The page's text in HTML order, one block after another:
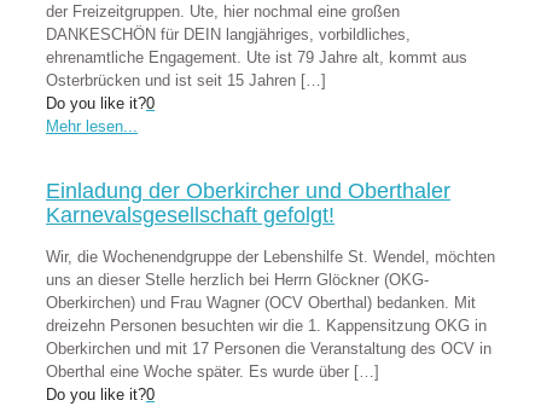
der Freizeitgruppen. Ute, hier nochmal eine großen
DANKESCHÖN für DEIN langjähriges, vorbildliches,
ehrenamtliche Engagement. Ute ist 79 Jahre alt, kommt aus
Osterbrücken und ist seit 15 Jahren […]
Do you like it?0
Mehr lesen...
Einladung der Oberkircher und Oberthaler
Karnevalsgesellschaft gefolgt!
Wir, die Wochenendgruppe der Lebenshilfe St. Wendel, möchten
uns an dieser Stelle herzlich bei Herrn Glöckner (OKG-
Oberkirchen) und Frau Wagner (OCV Oberthal) bedanken. Mit
dreizehn Personen besuchten wir die 1. Kappensitzung OKG in
Oberkirchen und mit 17 Personen die Veranstaltung des OCV in
Oberthal eine Woche später. Es wurde über […]
Do you like it?0